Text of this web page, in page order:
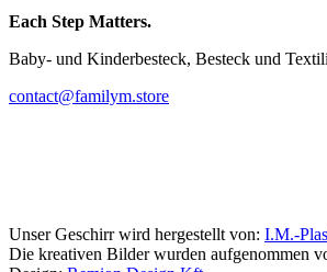
Each Step Matters.
Baby- und Kinderbesteck, Besteck und
contact@familym.store
Unser Geschirr wird hergestellt von: I.M.-
Die kreativen Bilder wurden aufgenommen